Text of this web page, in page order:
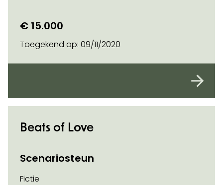
€ 15.000
Toegekend op: 09/11/2020
Beats of Love
Scenariosteun
Fictie